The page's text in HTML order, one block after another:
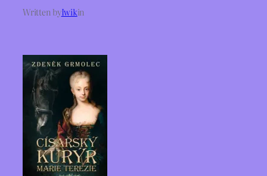
Written byIwikin